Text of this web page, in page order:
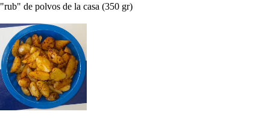
"rub" de polvos de la casa (350 gr)